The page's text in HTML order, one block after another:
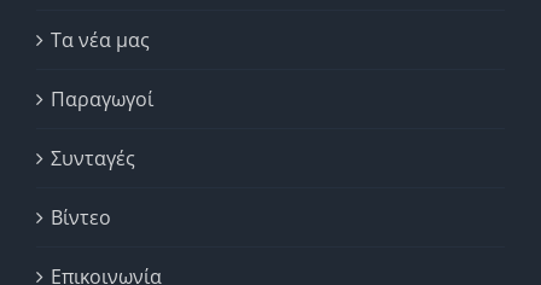
Τα νέα μας
Παραγωγοί
Συνταγές
Βίντεο
Επικοινωνία